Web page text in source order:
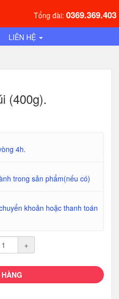
Tổng đài: 0369.369.403
LIÊN HỆ
(400g).
4h.
trong sản phẩm(nếu có)
khoản hoặc thanh toán
+